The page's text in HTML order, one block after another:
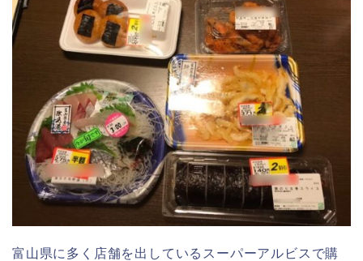
富山県に多く店舗を出しているスーパーアルビスで購